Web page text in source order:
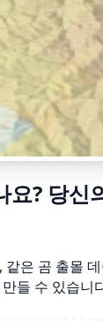
요? 당신
같은 곰 출몰
들 수 있습니